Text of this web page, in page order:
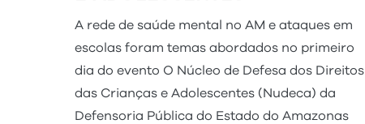
A rede de saúde mental no AM e ataques em
escolas foram temas abordados no primeiro
dia do evento O Núcleo de Defesa dos Direitos
das Crianças e Adolescentes (Nudeca) da
Defensoria Pública do Estado do Amazonas